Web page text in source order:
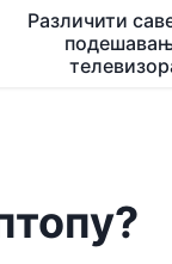
Различити